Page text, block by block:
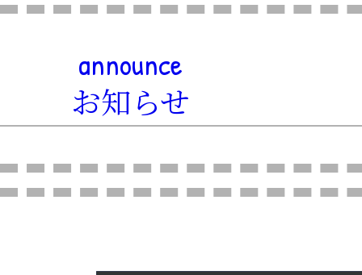
announce
お知らせ